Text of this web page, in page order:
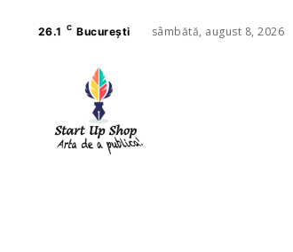
26.1 C București sâmbătă, august 8, 2026